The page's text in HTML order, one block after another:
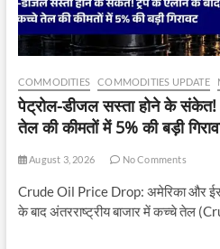
COMMODITIES COMMODITIES UPDATE
पेट्रोल-डीजल सस्ता होने के
तेल की कीमतों में 5% की बड़ी
August 3, 2026 No Comments
Crude Oil Price Drop: अमेरिका और
के बाद अंतरराष्ट्रीय बाजार में कच्चे तेल